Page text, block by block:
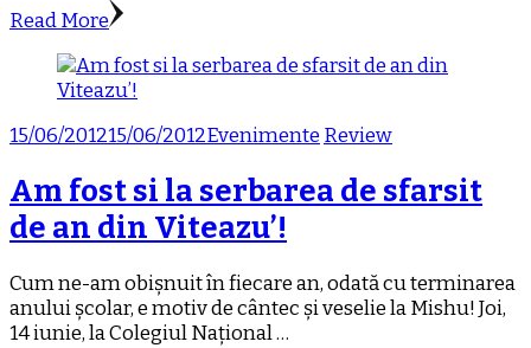
Read More
15/06/201215/06/2012Evenimente Review
Am fost si la serbarea de sfarsit
de an din Viteazu’!
Cum ne-am obișnuit în fiecare an, odată cu terminarea
anului școlar, e motiv de cântec și veselie la Mishu! Joi,
14 iunie, la Colegiul Național …